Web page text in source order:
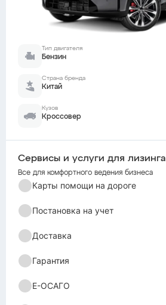
Тип двигателя
Бензин
Страна бренда
Китай
Кузов
Кроссовер
Сервисы и услуги для лизинга
Все для комфортного ведения бизнеса
Карты помощи на дороге
Постановка на учет
Доставка
Гарантия
Е-ОСАГО